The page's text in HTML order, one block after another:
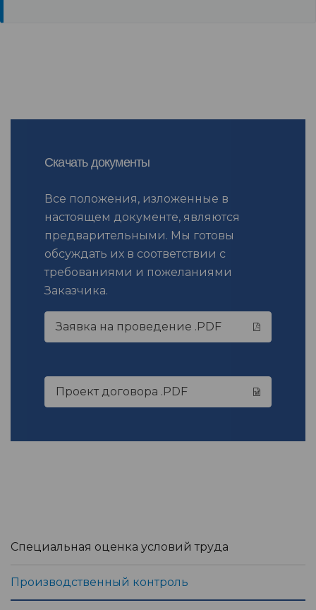
Скачать документы
Все положения, изложенные в
настоящем документе, являются
предварительными. Мы готовы
обсуждать их в соответствии с
требованиями и пожеланиями
Заказчика.
Заявка на проведение .PDF
Проект договора .PDF
Специальная оценка условий труда
Производственный контроль